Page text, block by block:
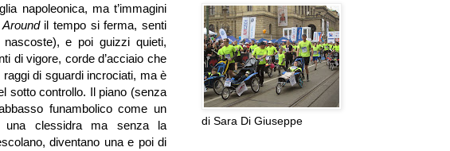
napoleonica, ma t’immagini
il tempo si ferma, senti
e poi guizzi quieti,
di vigore, corde d’acciaio che
di sguardi incrociati, ma è
sotto controllo. Il piano (senza
funambolico come un
una clessidra ma senza la
diventano una e poi di
di Sara Di Giuseppe